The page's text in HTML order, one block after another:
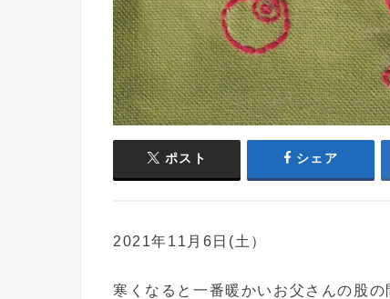
ポスト シェア
2021年11月6日(土）
寒くなると一番暖かいお父さんの股